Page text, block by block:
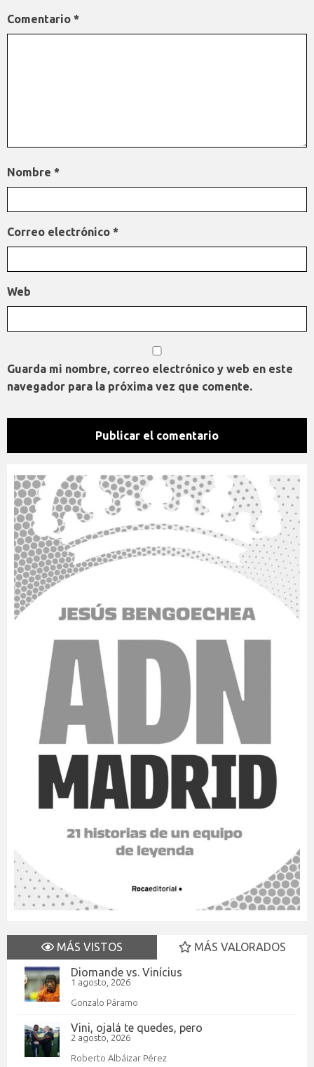
Comentario *
Nombre *
Correo electrónico *
Web
Guarda mi nombre, correo electrónico y web en este
navegador para la próxima vez que comente.
MÁS VISTOS
MÁS VALORADOS
Diomande vs. Vinícius
1 agosto, 2026
Gonzalo Páramo
Vini, ojalá te quedes, pero
2 agosto, 2026
Roberto Albáizar Pérez